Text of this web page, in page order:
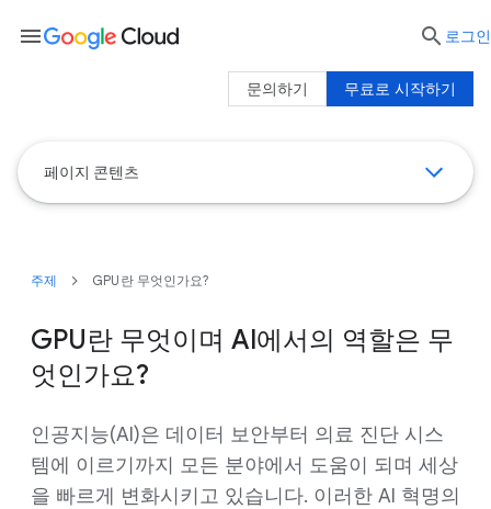
페이지 콘텐츠
주제 GPU란 무엇인가요?
GPU란 무엇이며 AI에서의 역할은 무
엇인가요?
인공지능(AI)은 데이터 보안부터 의료 진단 시스
템에 이르기까지 모든 분야에서 도움이 되며 세상
을 빠르게 변화시키고 있습니다. 이러한 AI 혁명의
menu  로그인
무료로 시작하기
문의하기